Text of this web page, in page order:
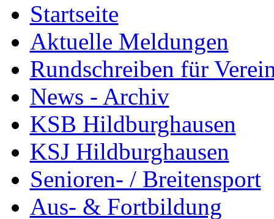
Startseite
Aktuelle Meldungen
Rundschreiben für
News - Archiv
KSB Hildburghausen
KSJ Hildburghausen
Senioren- / Breitensport
Aus- & Fortbildung